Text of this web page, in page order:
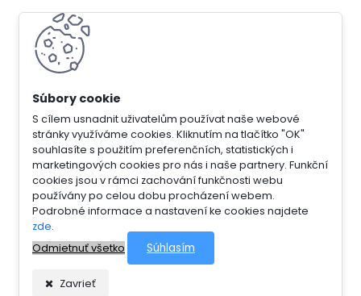
S cílem usnadnit uživatelům používat naše webové
stránky využíváme cookies. Kliknutím na tlačítko "OK"
souhlasíte s použitím preferenčních, statistických i
marketingových cookies pro nás i naše partnery. Funkční
cookies jsou v rámci zachování funkčnosti webu
používány po celou dobu procházení webem.
Podrobné informace a nastavení ke cookies najdete
zde.
Odmietnuť všetko
Súhlasím
Zavrieť